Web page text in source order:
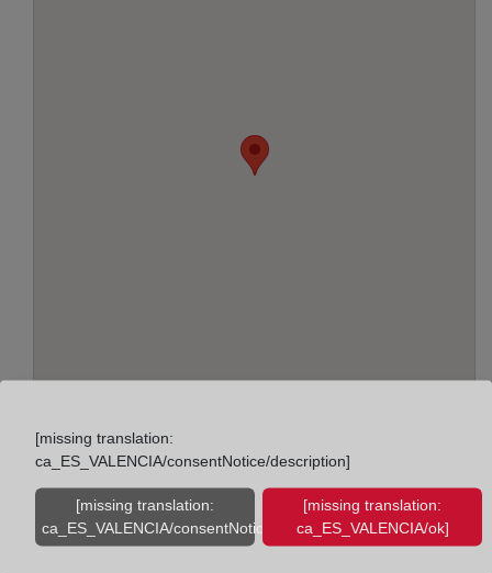
Ctra Laurea Miró, 286 - 2º, 8980
Horario:
De lunes a viernes de 09:00 a 17:00 horas
[missing translation:
ca_ES_VALENCIA/consentNotice/description]
[missing translation:
ca_ES_VALENCIA/consentNotice/learnMore]
[missing translation:
ca_ES_VALENCIA/ok]